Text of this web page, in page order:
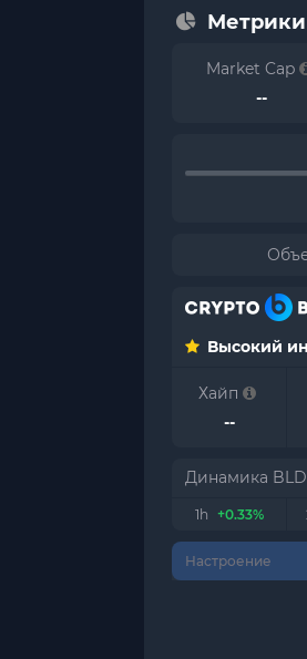
Market Cap
--
Высокий
Хайп
--
Динамика BLD
1h +0.33%
Настроение